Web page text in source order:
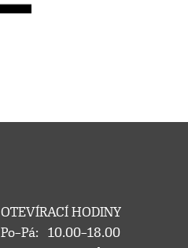
OTEVÍRACÍ HODINY
Po–Pá:
10.00–18.00